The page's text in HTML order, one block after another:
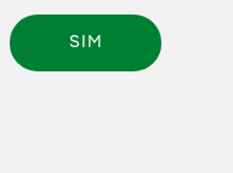
setor energético,
cenários
SIM